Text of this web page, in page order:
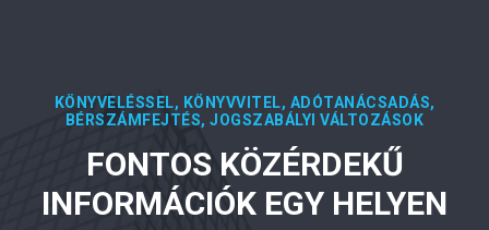
KÖNYVELÉSSEL, KÖNYVVITEL, ADÓTANÁCSADÁS,
BÉRSZÁMFEJTÉS, JOGSZABÁLYI VÁLTOZÁSOK
FONTOS KÖZÉRDEKŰ
INFORMÁCIÓK EGY HELYEN